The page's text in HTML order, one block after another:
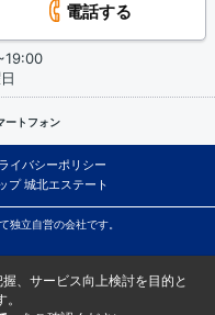
電話する
ートフォン
イバシーポリシー
プ 城北エステート
独立自営の会社です。
、サービス向上検討を目的と